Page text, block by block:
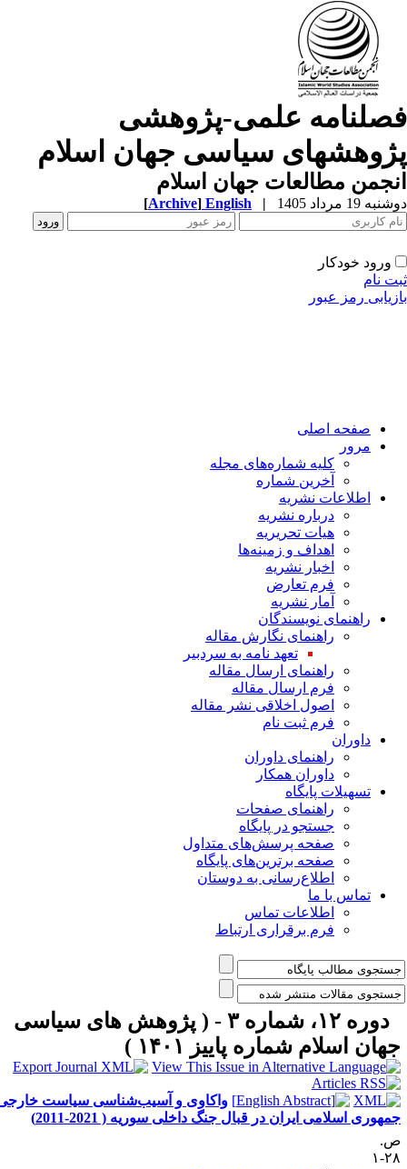
علمی-پژوهشی
سیاسی جهان اسلام
مطالعات جهان اسلام
19 مرداد 1405 |
English
[Archive]
ورود خودکار
نام
رمز عبور
صفحه اصلی
مرور
کلیه شماره‌های مجله
آخرین شماره
اطلاعات نشریه
درباره نشریه
هیات تحریریه
اهداف و زمینه‌ها
اخبار نشریه
فرم تعارض
آمار نشریه
راهنمای نویسندگان
راهنمای نگارش مقاله
تعهد نامه به سردبیر
راهنمای ارسال مقاله
فرم ارسال مقاله
اصول اخلاقی نشر مقاله
فرم ثبت نام
داوران
راهنمای داوران
داوران همکار
تسهیلات پایگاه
راهنمای صفحات
جستجو در پایگاه
صفحه پرسش‌های متداول
صفحه برترین‌های پایگاه
اطلاع‌رسانی به دوستان
تماس با ما
اطلاعات تماس
فرم برقراری ارتباط
دوره ۱۲، شماره ۳ - ( پژوهش های سیاسی
اسلام شماره پاییز ۱۴۰۱ )
واکاوی و آسیب‌شناسی سیاست خارجی
اسلامی ایران در قبال جنگ داخلی سوریه ( 2021-2011)
۱